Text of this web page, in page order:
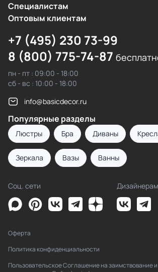
Cпециалистам
Оптовым клиентам
+7 (495) 230 73-99
8 (800) 775-74-87
пн - пт : 09:00 - 18:00
сб - вс : 10:00 - 18:00
info@basicdecor.ru
Популярные разделы
Люстры Бра Диваны
Зеркала Вазы Ванны
Соц. сети Дизайнерам
Оферта
Политика конфиденциальности
Пользовательское Соглашение на заимствование